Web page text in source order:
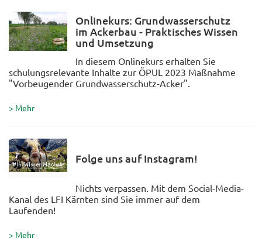
Onlinekurs: Grundwasserschutz
im Ackerbau - Praktisches Wissen
und Umsetzung
In diesem Onlinekurs erhalten Sie
schulungsrelevante Inhalte zur ÖPUL 2023 Maßnahme
"Vorbeugender Grundwasserschutz-Acker".
> Mehr
Folge uns auf Instagram!
Nichts verpassen. Mit dem Social-Media-
Kanal des LFI Kärnten sind Sie immer auf dem
Laufenden!
> Mehr